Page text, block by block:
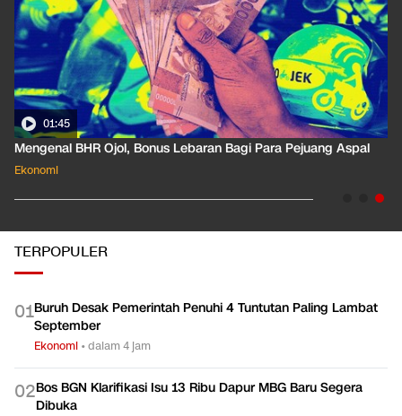
01:45
BHR Ojol, Bonus Lebaran Bagi Para Pejuang Aspal
TERPOPULER
01Buruh Desak Pemerintah Penuhi 4 Tuntutan Paling Lambat
September
Ekonomi •dalam 4 jam
02Bos BGN Klarifikasi Isu 13 Ribu Dapur MBG Baru Segera
Dibuka